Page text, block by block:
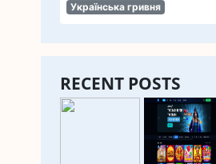
Українська гривня
RECENT POSTS